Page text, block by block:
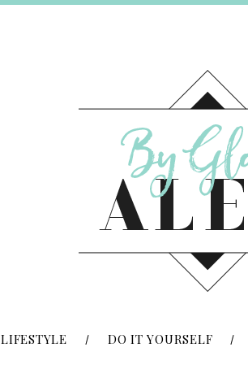
LIFESTYLE DO IT YOURSELF